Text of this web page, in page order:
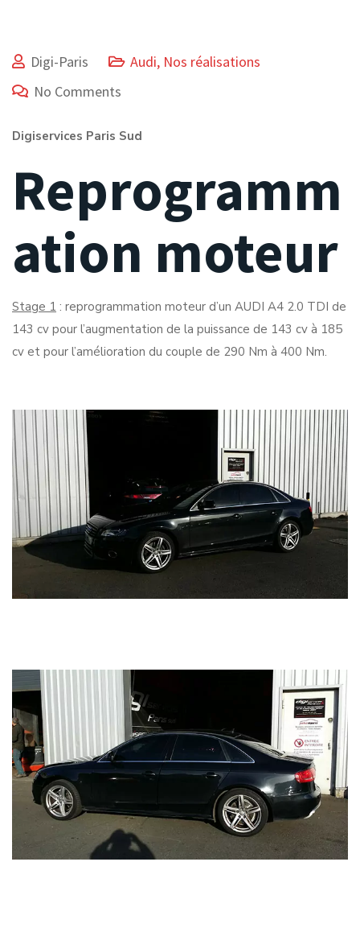
Digi-Paris Audi, Nos réalisations
No Comments
Digiservices Paris Sud
Reprogramm
ation moteur
Stage 1 : reprogrammation moteur d’un AUDI A4 2.0 TDI de
143 cv pour l’augmentation de la puissance de 143 cv à 185
cv et pour l’amélioration du couple de 290 Nm à 400 Nm.